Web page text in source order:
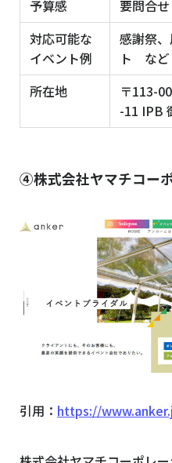
予算感
要問合せ
対応可能な
イベント例
感謝祭
ト など
所在地
〒113-
-11 IPB
④株式会社ヤマチコー
引用： https://